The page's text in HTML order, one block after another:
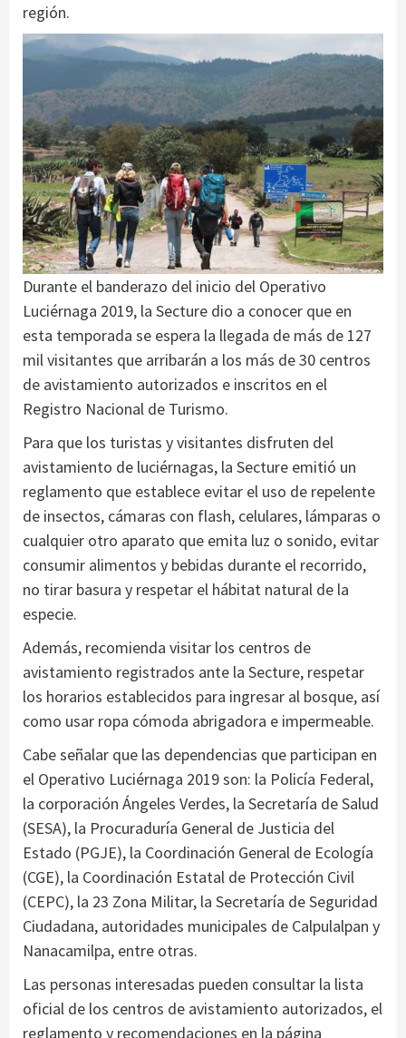
región.
Durante el banderazo del inicio del Operativo
Luciérnaga 2019, la Secture dio a conocer que en
esta temporada se espera la llegada de más de 127
mil visitantes que arribarán a los más de 30 centros
de avistamiento autorizados e inscritos en el
Registro Nacional de Turismo.
Para que los turistas y visitantes disfruten del
avistamiento de luciérnagas, la Secture emitió un
reglamento que establece evitar el uso de repelente
de insectos, cámaras con flash, celulares, lámparas o
cualquier otro aparato que emita luz o sonido, evitar
consumir alimentos y bebidas durante el recorrido,
no tirar basura y respetar el hábitat natural de la
especie.
Además, recomienda visitar los centros de
avistamiento registrados ante la Secture, respetar
los horarios establecidos para ingresar al bosque, así
como usar ropa cómoda abrigadora e impermeable.
Cabe señalar que las dependencias que participan en
el Operativo Luciérnaga 2019 son: la Policía Federal,
la corporación Ángeles Verdes, la Secretaría de Salud
(SESA), la Procuraduría General de Justicia del
Estado (PGJE), la Coordinación General de Ecología
(CGE), la Coordinación Estatal de Protección Civil
(CEPC), la 23 Zona Militar, la Secretaría de Seguridad
Ciudadana, autoridades municipales de Calpulalpan y
Nanacamilpa, entre otras.
Las personas interesadas pueden consultar la lista
oficial de los centros de avistamiento autorizados, el
reglamento y recomendaciones en la página